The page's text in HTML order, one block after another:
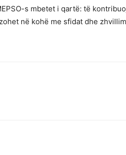
s mbetet i qartë: të
në kohë me sfidat dhe